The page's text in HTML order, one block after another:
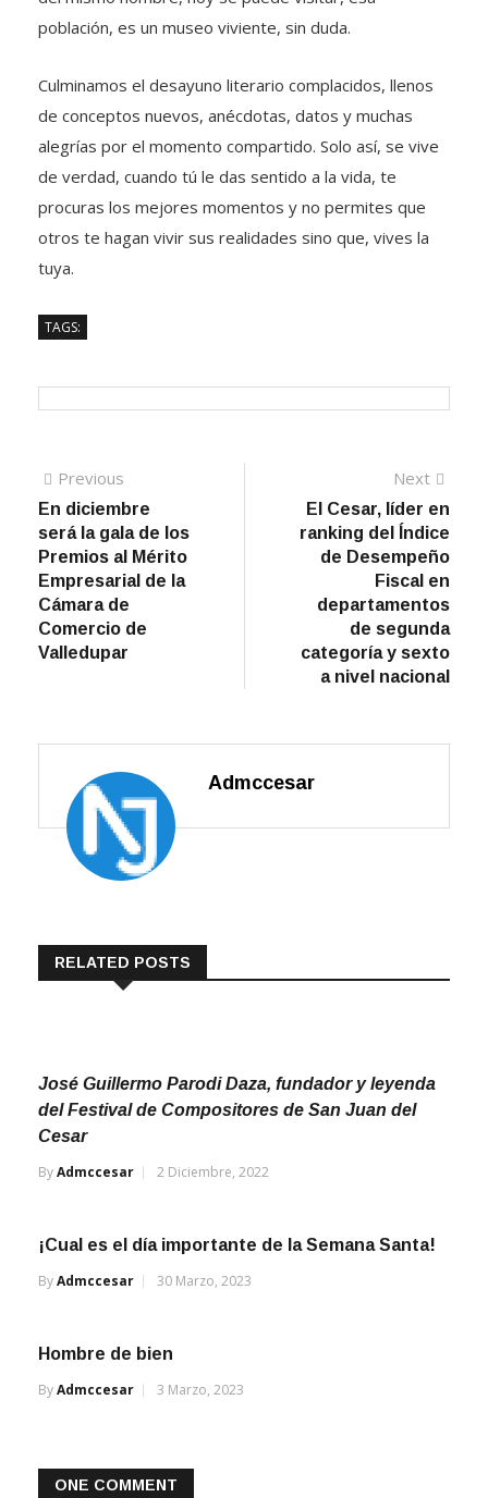
población, es un museo viviente, sin duda.
Culminamos el desayuno literario complacidos, llenos
de conceptos nuevos, anécdotas, datos y muchas
alegrías por el momento compartido. Solo así, se vive
de verdad, cuando tú le das sentido a la vida, te
procuras los mejores momentos y no permites que
otros te hagan vivir sus realidades sino que, vives la
tuya.
TAGS:
Navegación
de
entradas
Previous
post:
En diciembre
será la gala de los
Premios al Mérito
Empresarial de la
Cámara de
Comercio de
Valledupar
Next
El Cesar, líder en
ranking del Índice
de Desempeño
Fiscal en
departamentos
de segunda
categoría y sexto
a nivel nacional
Admccesar
RELATED POSTS
José Guillermo Parodi Daza, fundador y leyenda
del Festival de Compositores de San Juan del
Cesar
ByAdmccesar 2 Diciembre, 2022
¡Cual es el día importante de la Semana Santa!
ByAdmccesar 30 Marzo, 2023
Hombre de bien
ByAdmccesar 3 Marzo, 2023
ONE COMMENT